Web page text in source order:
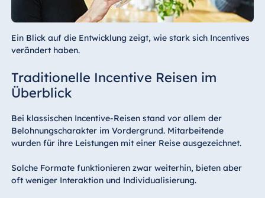
Ein Blick auf die Entwicklung zeigt, wie stark sich Incentives
verändert haben.
Traditionelle Incentive Reisen im
Überblick
Bei klassischen Incentive-Reisen stand vor allem der
Belohnungscharakter im Vordergrund. Mitarbeitende
wurden für ihre Leistungen mit einer Reise ausgezeichnet.
Solche Formate funktionieren zwar weiterhin, bieten aber
oft weniger Interaktion und Individualisierung.